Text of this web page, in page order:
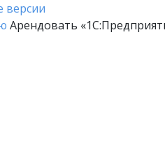
версии
Арендовать